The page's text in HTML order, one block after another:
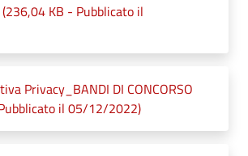
(236,04 KB - Pubblicato il
Privacy_BANDI DI CONCORSO
il 05/12/2022)